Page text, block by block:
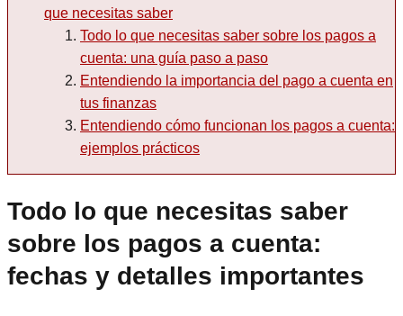
que necesitas saber
Todo lo que necesitas saber sobre los pagos a
cuenta: una guía paso a paso
Entendiendo la importancia del pago a cuenta en
tus finanzas
Entendiendo cómo funcionan los pagos a cuenta:
ejemplos prácticos
Todo lo que necesitas saber
sobre los pagos a cuenta:
fechas y detalles importantes